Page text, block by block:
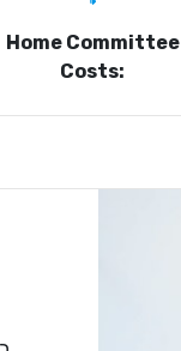
Home Committee
Costs: